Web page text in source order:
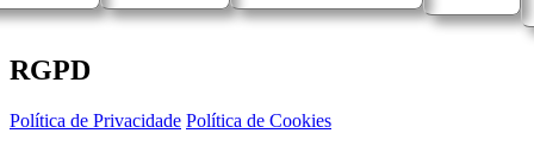
RGPD
Política de Privacidade Política de Cookies